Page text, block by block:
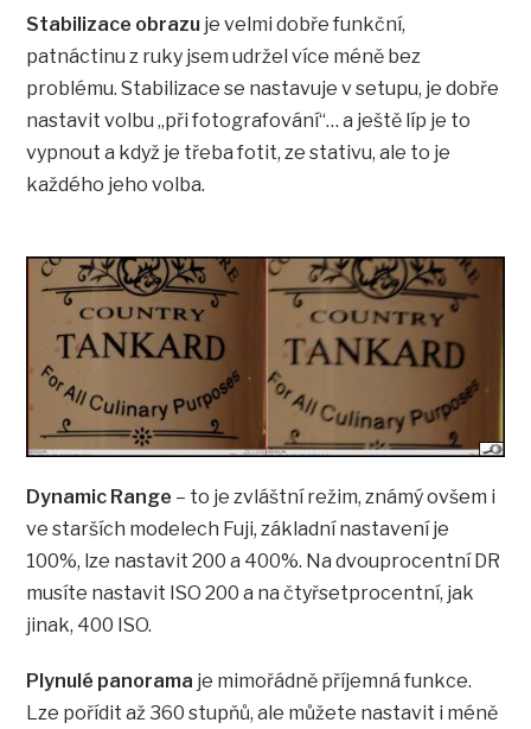
Stabilizace obrazu je velmi dobře funkční,
patnáctinu z ruky jsem udržel více méně bez
problému. Stabilizace se nastavuje v setupu, je dobře
nastavit volbu „při fotografování“… a ještě líp je to
vypnout a když je třeba fotit, ze stativu, ale to je
každého jeho volba.
Dynamic Range – to je zvláštní režim, známý ovšem i
ve starších modelech Fuji, základní nastavení je
100%, lze nastavit 200 a 400%. Na dvouprocentní DR
musíte nastavit ISO 200 a na čtyřsetprocentní, jak
jinak, 400 ISO.
Plynulé panorama je mimořádně příjemná funkce.
Lze pořídit až 360 stupňů, ale můžete nastavit i méně